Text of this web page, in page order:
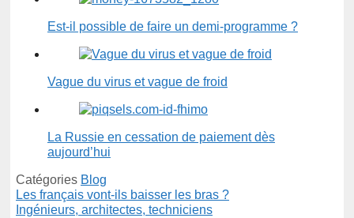
Est-il possible de faire un demi-programme ?
Vague du virus et vague de froid
La Russie en cessation de paiement dès
aujourd’hui
Catégories Blog
Les français vont-ils baisser les bras ?
Ingénieurs, architectes, techniciens